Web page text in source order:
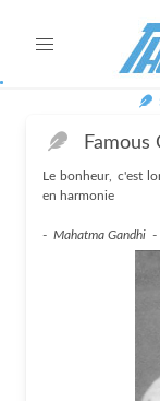
Famous
Le bonheur, c'est
en harmonie
- Mahatma Gandhi -